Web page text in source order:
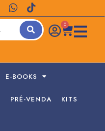
0
E-BOOKS
PRÉ-VENDA KITS